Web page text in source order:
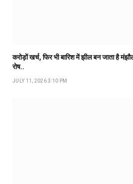
करोड़ों खर्च, फिर भी बारिश में झील बन जाता है
रोष..
JULY 11, 2026 3:10 PM